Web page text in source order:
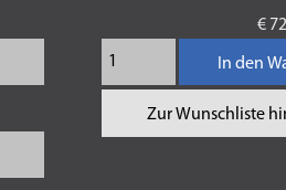
€
In den
Zur Wunschliste